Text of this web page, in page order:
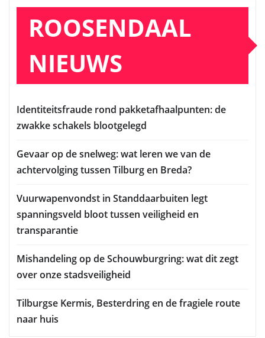
ROOSENDAAL
NIEUWS
Identiteitsfraude rond pakketafhaalpunten: de
zwakke schakels blootgelegd
Gevaar op de snelweg: wat leren we van de
achtervolging tussen Tilburg en Breda?
Vuurwapenvondst in Standdaarbuiten legt
spanningsveld bloot tussen veiligheid en
transparantie
Mishandeling op de Schouwburgring: wat dit zegt
over onze stadsveiligheid
Tilburgse Kermis, Besterdring en de fragiele route
naar huis